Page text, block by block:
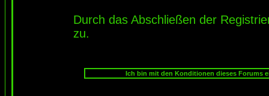
Durch das Abschließen der
zu.